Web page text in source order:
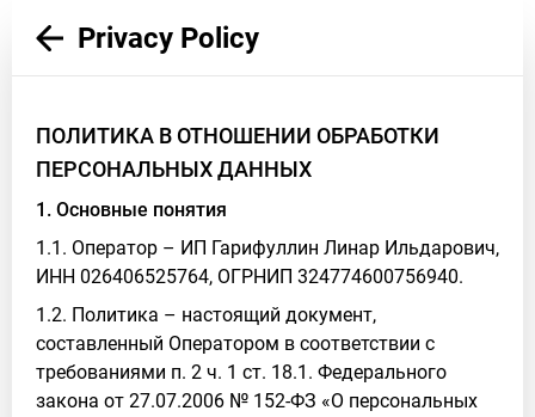
Privacy Policy
ПОЛИТИКА В ОТНОШЕНИИ ОБРАБОТКИ
ПЕРСОНАЛЬНЫХ ДАННЫХ
1. Основные понятия
1.1. Оператор – ИП Гарифуллин Линар Ильдарович,
ИНН 026406525764, ОГРНИП 324774600756940.
1.2. Политика – настоящий документ,
составленный Оператором в соответствии с
требованиями п. 2 ч. 1 ст. 18.1. Федерального
закона от 27.07.2006 № 152-ФЗ «О персональных